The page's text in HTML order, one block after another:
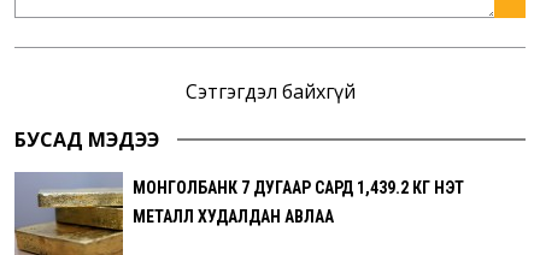
Сэтгэгдэл байхгүй
БУСАД МЭДЭЭ
МОНГОЛБАНК 7 ДУГААР САРД 1,439.2 КГ ҮНЭТ
МЕТАЛЛ ХУДАЛДАН АВЛАА